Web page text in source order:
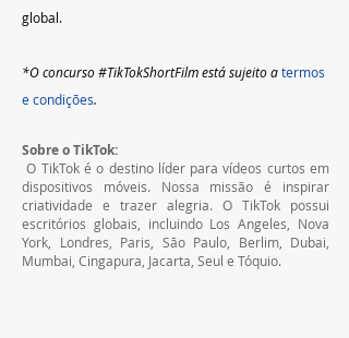
global.
*O concurso #TikTokShortFilm está sujeito a termos
e condições.
Sobre o TikTok:
O TikTok é o destino líder para vídeos curtos em
dispositivos móveis. Nossa missão é inspirar
criatividade e trazer alegria. O TikTok possui
escritórios globais, incluindo Los Angeles, Nova
York, Londres, Paris, São Paulo, Berlim, Dubai,
Mumbai, Cingapura, Jacarta, Seul e Tóquio.